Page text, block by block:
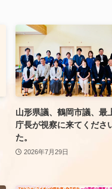
山形県議、鶴岡市議、最
庁長が視察に来てくださ
た。
2026年7月29日